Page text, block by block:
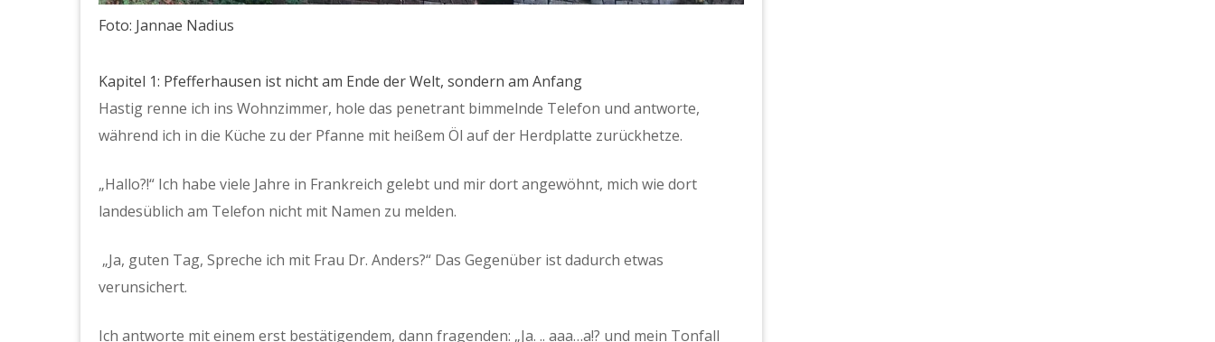
Foto: Jannae Nadius
Kapitel 1: Pfefferhausen ist nicht am Ende der Welt, sondern am Anfang
Hastig renne ich ins Wohnzimmer, hole das penetrant bimmelnde Telefon und antworte,
während ich in die Küche zu der Pfanne mit heißem Öl auf der Herdplatte zurückhetze.
„Hallo?!“ Ich habe viele Jahre in Frankreich gelebt und mir dort angewöhnt, mich wie dort
landesüblich am Telefon nicht mit Namen zu melden.
„Ja, guten Tag, Spreche ich mit Frau Dr. Anders?“ Das Gegenüber ist dadurch etwas
verunsichert.
Ich antworte mit einem erst bestätigendem, dann fragenden: „Ja. .. aaa…a!? und mein Tonfall